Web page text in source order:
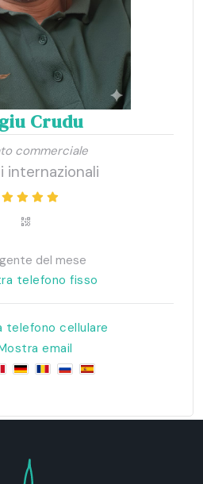
Crudu
commerciale
internazionali
del mese
telefono fisso
telefono cellulare
email